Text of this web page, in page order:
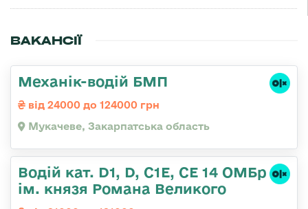
ВАКАНСІЇ
Механік-водій БМП
від 24000 до 124000 грн
Мукачеве, Закарпатська область
Водій кат. D1, D, C1E, CE 14 ОМБр
ім. князя Романа Великого